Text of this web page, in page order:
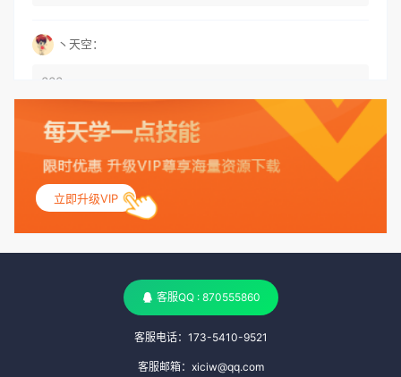
丶天空：
666
丶天空：
555
立即升级VIP
客服QQ : 870555860
客服电话：173-5410-9521
客服邮箱：xiciw@qq.com